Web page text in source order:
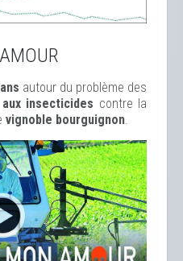
autour du problème des
insecticides contre la
vignoble bourguignon